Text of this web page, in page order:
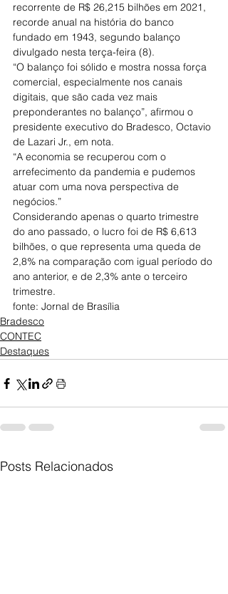
recorrente de R$ 26,215 bilhões em 2021,
recorde anual na história do banco
fundado em 1943, segundo balanço
divulgado nesta terça-feira (8).
“O balanço foi sólido e mostra nossa força
comercial, especialmente nos canais
digitais, que são cada vez mais
preponderantes no balanço”, afirmou o
presidente executivo do Bradesco, Octavio
de Lazari Jr., em nota.
“A economia se recuperou com o
arrefecimento da pandemia e pudemos
atuar com uma nova perspectiva de
negócios.”
Considerando apenas o quarto trimestre
do ano passado, o lucro foi de R$ 6,613
bilhões, o que representa uma queda de
2,8% na comparação com igual período do
ano anterior, e de 2,3% ante o terceiro
trimestre.
fonte: Jornal de Brasília
Bradesco
CONTEC
Destaques
Posts Relacionados